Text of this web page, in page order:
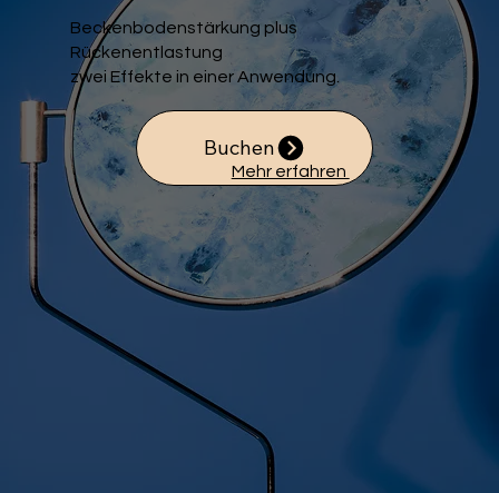
Beckenbodenstärkung plus
Rückenentlastung
zwei Effekte in einer Anwendung.
Buchen
Mehr erfahren